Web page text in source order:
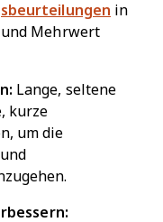
in
Mehrwert
Lange, seltene
kurze
um die